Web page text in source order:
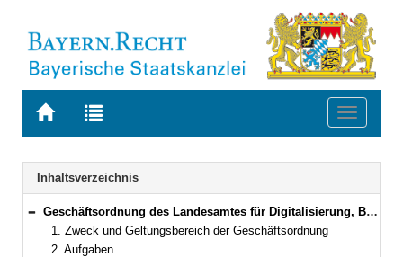
Zur
BAYERN.RECHT
Zur
letzten
Suche
Toggle
Navigation
Inhaltsverzeichnis
Bereich reduzieren
Geschäftsordnung des Landesamtes für Digitalisierung, Breitband und Vermessung und der Ämter für Digitalisierung, Breitband und Vermessung
1. Zweck und Geltungsbereich der Geschäftsordnung
2. Aufgaben